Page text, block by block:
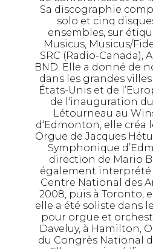
Sa discographie
solo et cinq
ensembles, sur
Musicus, Musicus/
SRC (Radio-Canada),
BND. Elle a donné de
dans les grandes
États-Unis et de
de l‘inauguration
Létourneau au
d‘Edmonton, elle créa
Orgue de Jacques
Symphonique
direction de Mario
également interprété
Centre National des
2008, puis à Toronto,
elle a été soliste dans
pour orgue et
Daveluy, à Hamilton,
du Congrès National